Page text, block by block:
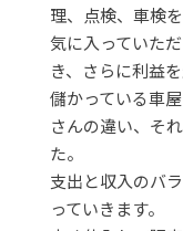
理、点検、車検
気に入っていた
き、さらに利益
儲かっている車
さんの違い、そ
た。
支出と収入のバ
っていきます。